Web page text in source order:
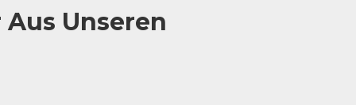
Unseren